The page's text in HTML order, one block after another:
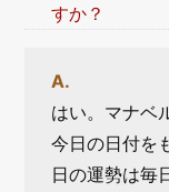
すか？
はい。マナベ
今日の日付を
日の運勢は毎